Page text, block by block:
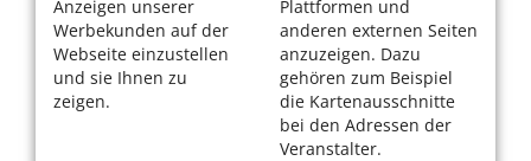
Anzeigen unserer
Werbekunden auf der
Webseite einzustellen
und sie Ihnen zu
zeigen.
Plattformen und
anderen externen Seiten
anzuzeigen. Dazu
gehören zum Beispiel
die Kartenausschnitte
bei den Adressen der
Veranstalter.